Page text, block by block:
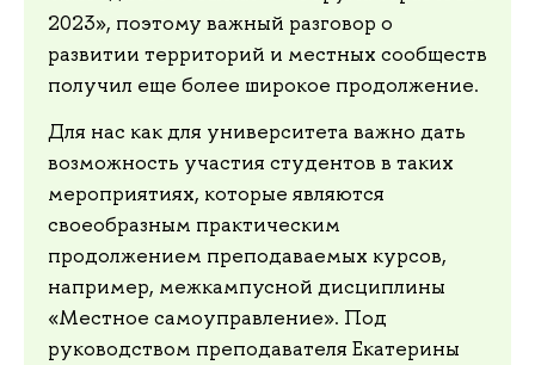
2023», поэтому важный разговор о
развитии территорий и местных сообществ
получил еще более широкое продолжение.
Для нас как для университета важно дать
возможность участия студентов в таких
мероприятиях, которые являются
своеобразным практическим
продолжением преподаваемых курсов,
например, межкампусной дисциплины
«Местное самоуправление». Под
руководством преподавателя Екатерины